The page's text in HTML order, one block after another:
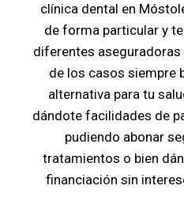
clínica dental en
de forma particular y
diferentes aseguradoras
de los casos siempre
alternativa para tu
dándote facilidades de
pudiendo abonar
tratamientos o bien
financiación sin